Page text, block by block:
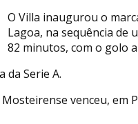
O Villa inaugurou o
Lagoa, na sequência de
82 minutos, com o golo
da Serie A.
venceu, em